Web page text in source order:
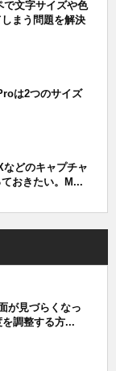
で文字サイズや色
まう問題を解決
は2つのサイズ
どのキャプチャ
おきたい。M...
が見づらくなっ
調整する方...